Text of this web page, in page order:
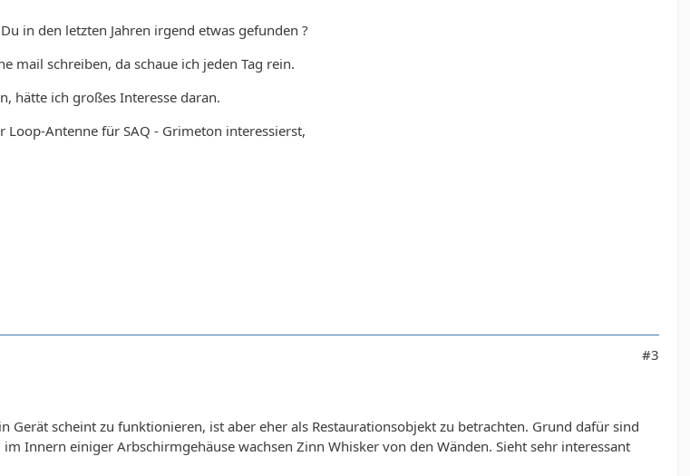
in den letzten Jahren irgend etwas gefunden ?
mail schreiben, da schaue ich jeden Tag rein.
hätte ich großes Interesse daran.
Antenne für SAQ - Grimeton interessierst,
#3
Gerät scheint zu funktionieren, ist aber eher als Restaurationsobjekt zu betrachten. Grund dafür sind
Innern einiger Arbschirmgehäuse wachsen Zinn Whisker von den Wänden. Sieht sehr interessant